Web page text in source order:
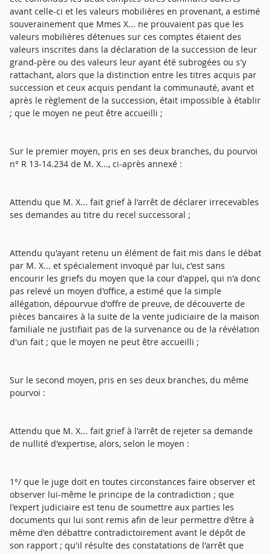
avant celle-ci et les valeurs mobilières en provenant, a estimé
souverainement que Mmes X... ne prouvaient pas que les
valeurs mobilières détenues sur ces comptes étaient des
valeurs inscrites dans la déclaration de la succession de leur
grand-père ou des valeurs leur ayant été subrogées ou s'y
rattachant, alors que la distinction entre les titres acquis par
succession et ceux acquis pendant la communauté, avant et
après le règlement de la succession, était impossible à établir
; que le moyen ne peut être accueilli ;
Sur le premier moyen, pris en ses deux branches, du pourvoi
n° R 13-14.234 de M. X..., ci-après annexé :
Attendu que M. X... fait grief à l'arrêt de déclarer irrecevables
ses demandes au titre du recel successoral ;
Attendu qu'ayant retenu un élément de fait mis dans le débat
par M. X... et spécialement invoqué par lui, c'est sans
encourir les griefs du moyen que la cour d'appel, qui n'a donc
pas relevé un moyen d'office, a estimé que la simple
allégation, dépourvue d'offre de preuve, de découverte de
pièces bancaires à la suite de la vente judiciaire de la maison
familiale ne justifiait pas de la survenance ou de la révélation
d'un fait ; que le moyen ne peut être accueilli ;
Sur le second moyen, pris en ses deux branches, du même
pourvoi :
Attendu que M. X... fait grief à l'arrêt de rejeter sa demande
de nullité d'expertise, alors, selon le moyen :
1°/ que le juge doit en toutes circonstances faire observer et
observer lui-même le principe de la contradiction ; que
l'expert judiciaire est tenu de soumettre aux parties les
documents qui lui sont remis afin de leur permettre d'être à
même d'en débattre contradictoirement avant le dépôt de
son rapport ; qu'il résulte des constatations de l'arrêt que